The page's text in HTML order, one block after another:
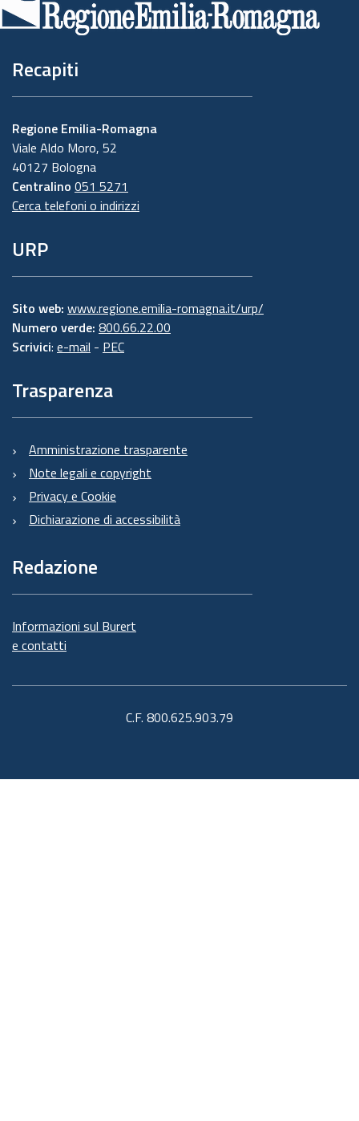
pagina
Recapiti
Regione Emilia-Romagna
Viale Aldo Moro, 52
40127 Bologna
Centralino 051 5271
Cerca telefoni o indirizzi
URP
Sito web: www.regione.emilia-romagna.it/urp/
Numero verde: 800.66.22.00
Scrivici: e-mail - PEC
Trasparenza
Amministrazione trasparente
Note legali e copyright
Privacy e Cookie
Dichiarazione di accessibilità
Redazione
Informazioni sul Burert
e contatti
C.F. 800.625.903.79